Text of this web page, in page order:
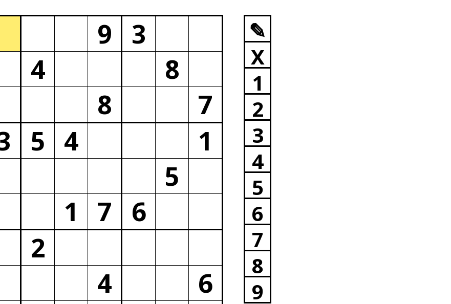
9
3
4
8
8
7
5 4
1
5
1 7
6
2
4
6
✎
X
1
2
3
4
5
6
7
8
9